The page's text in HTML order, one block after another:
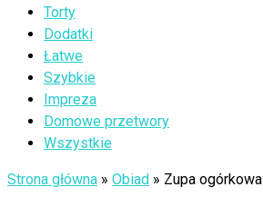
Torty
Dodatki
Łatwe
Szybkie
Impreza
Domowe przetwory
Wszystkie
Strona główna » Obiad » Zupa ogórkowa